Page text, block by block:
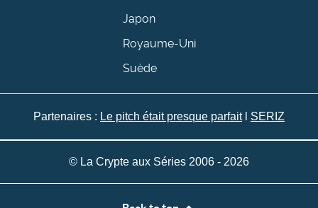
Japon
Royaume-Uni
Suède
Partenaires : Le pitch était presque parfaitl SERIZ
© La Crypte aux Séries 2006 - 2026